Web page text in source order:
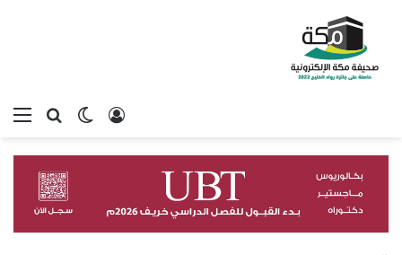
بحثالوضع
تسجيل الدخول